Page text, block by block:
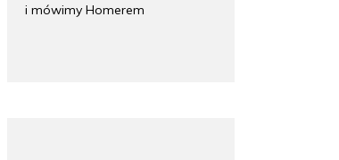
i mówimy Homerem